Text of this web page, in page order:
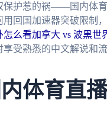
护惹的祸——国内体育
回国加速器突破限制
怎么看加拿大 vs 波黑世
受熟悉的中文解说和
体育直播